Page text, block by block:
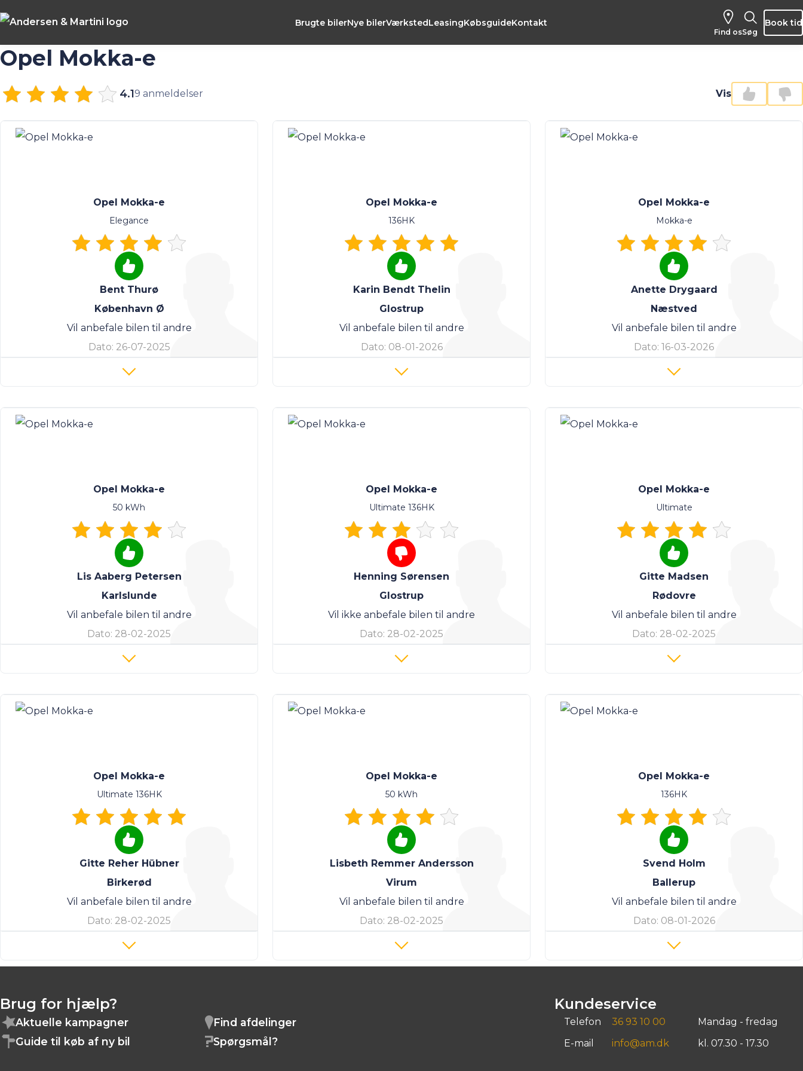
Brugte bilerNye bilerVærkstedLeasingKøbsguideKontakt
Find os Søg
Book tid
Opel Mokka-e
4.19 anmeldelser Vis
Opel Mokka-e
Elegance
Bent Thurø
København Ø
Vil anbefale bilen til andre
Dato: 26-07-2025
Opel Mokka-e
136HK
Karin Bendt Thelin
Glostrup
Vil anbefale bilen til andre
Dato: 08-01-2026
Opel Mokka-e
Mokka-e
Anette Drygaard
Næstved
Vil anbefale bilen til andre
Dato: 16-03-2026
Opel Mokka-e
50 kWh
Lis Aaberg Petersen
Karlslunde
Vil anbefale bilen til andre
Dato: 28-02-2025
Opel Mokka-e
Ultimate 136HK
Henning Sørensen
Glostrup
Vil ikke anbefale bilen til andre
Dato: 28-02-2025
Opel Mokka-e
Ultimate
Gitte Madsen
Rødovre
Vil anbefale bilen til andre
Dato: 28-02-2025
Opel Mokka-e
Ultimate 136HK
Gitte Reher Hübner
Birkerød
Vil anbefale bilen til andre
Dato: 28-02-2025
Opel Mokka-e
50 kWh
Lisbeth Remmer Andersson
Virum
Vil anbefale bilen til andre
Dato: 28-02-2025
Opel Mokka-e
136HK
Svend Holm
Ballerup
Vil anbefale bilen til andre
Dato: 08-01-2026
Brug for hjælp?
Aktuelle kampagner
Find afdelinger
Guide til køb af ny bil
Spørgsmål?
Kundeservice
Telefon
36 93 10 00
E-mail
info@am.dk
Mandag - fredag
kl. 07.30 - 17.30